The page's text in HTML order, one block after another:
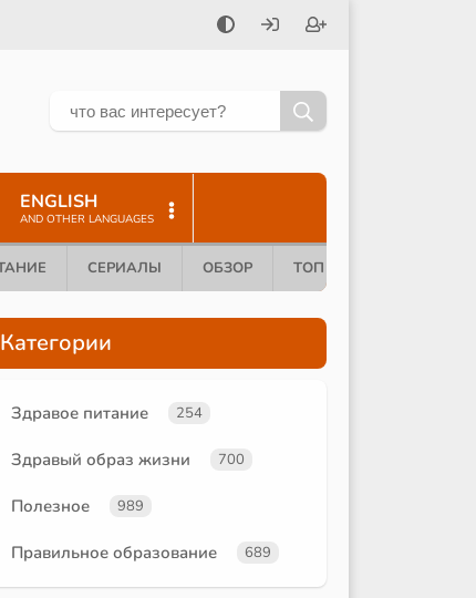
ENGLISH
AND OTHER LANGUAGES
СЕРИАЛЫ ОБЗОР ТОП 10
Категории
Здравое питание 254
Здравый образ жизни 700
Полезное 989
Правильное образование 689